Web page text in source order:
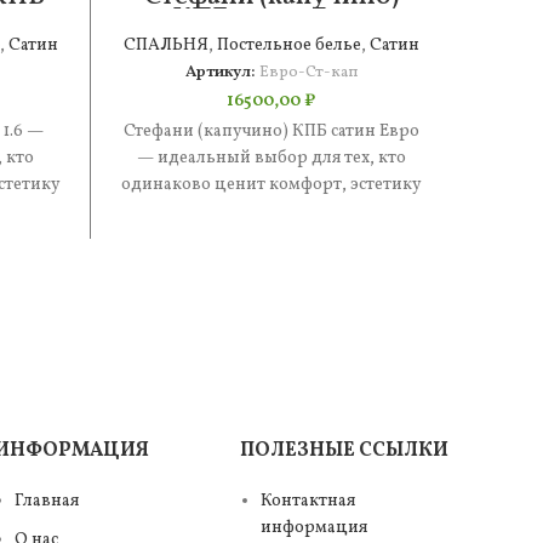
, Сатин
—
КПБ сатин Евро
СПАЛЬНЯ, Постельное белье, Сатин
Артикул: Евро-Ст-кап
16500,00₽
Стефани (капучино) КПБ сатин Евро
— идеальный выбор для тех, кто
одинаково ценит комфорт, эстетику
Главная
ПОЛЕЗНЫЕ ССЫЛКИ
Контактная
информация